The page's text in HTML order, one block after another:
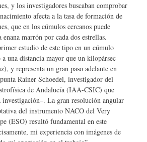
y los investigadores buscaban comprobar
afecta a la tasa de formación de
que en los cúmulos cercanos puede
enana marrón por cada dos estrellas.
estudio de este tipo en un cúmulo
a una distancia mayor que un kilopársec
y representa un gran paso adelante en
Rainer Schoedel, investigador del
de Andalucía (IAA-CSIC) que
investigación–. La gran resolución angular
del instrumento NACO del Very
(ESO) resultó fundamental en este
mi experiencia con imágenes de